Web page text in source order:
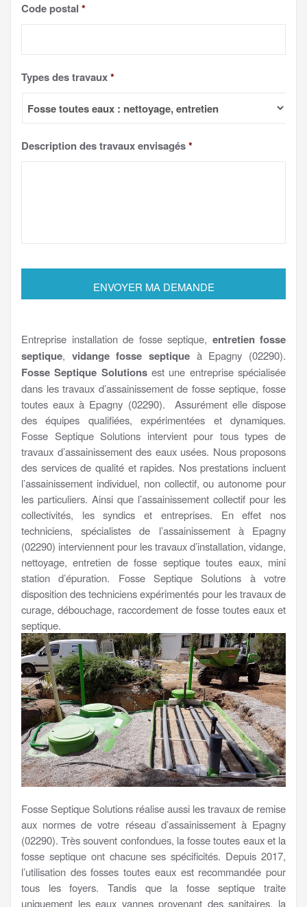
Code postal *
Types des travaux*
Description des travaux envisagés*
Entreprise installation de fosse septique, entretien fosse
septique, vidange fosse septique à Epagny (02290).
Fosse Septique Solutionsest une entreprise spécialisée
dans les travaux d’assainissement de fosse septique, fosse
toutes eaux à Epagny (02290). Assurément elle dispose
des équipes qualifiées, expérimentées et dynamiques.
Fosse Septique Solutions intervient pour tous types de
travaux d’assainissement des eaux usées. Nous proposons
des services de qualité et rapides. Nos prestations incluent
l’assainissement individuel, non collectif, ou autonome pour
les particuliers. Ainsi que l’assainissement collectif pour les
collectivités, les syndics et entreprises. En effet nos
techniciens, spécialistes de l’assainissement à Epagny
(02290) interviennent pour les travaux d’installation, vidange,
nettoyage, entretien de fosse septique toutes eaux, mini
station d’épuration. Fosse Septique Solutions à votre
disposition des techniciens expérimentés pour les travaux de
curage, débouchage, raccordement de fosse toutes eaux et
septique.
Fosse Septique Solutions réalise aussi les travaux de remise
aux normes de votre réseau d’assainissement à Epagny
(02290). Très souvent confondues, la fosse toutes eaux et la
fosse septique ont chacune ses spécificités. Depuis 2017,
l’utilisation des fosses toutes eaux est recommandée pour
tous les foyers. Tandis que la fosse septique traite
uniquement les eaux vannes provenant des sanitaires, la